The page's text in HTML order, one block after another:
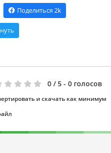
Поделиться 2k
0 / 5 - 0 голосов
и скачать как минимум